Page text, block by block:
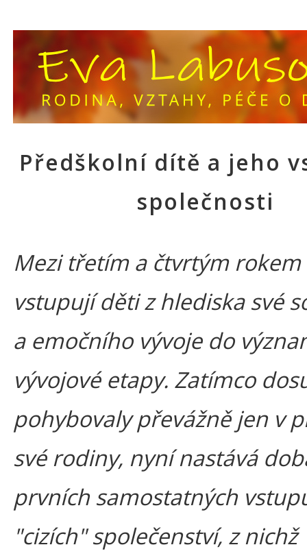
Předškolní dítě a jeho
společnosti
Mezi třetím a čtvrtým rokem
vstupují děti z hlediska své
a emočního vývoje do
vývojové etapy. Zatímco
pohybovaly převážně jen v
své rodiny, nyní nastává
prvních samostatných
"cizích" společenství, z nichž